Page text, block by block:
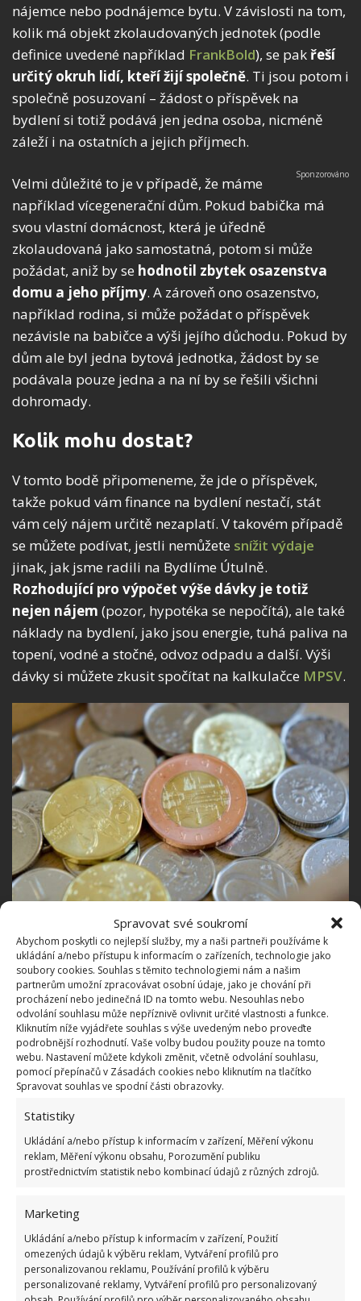
Spravovat své soukromí
Abychom poskytli co nejlepší služby, my a naši partneři používáme k
ukládání a/nebo přístupu k informacím o zařízeních, technologie jako
soubory cookies. Souhlas s těmito technologiemi nám a našim
partnerům umožní zpracovávat osobní údaje, jako je chování při
procházení nebo jedinečná ID na tomto webu. Nesouhlas nebo
odvolání souhlasu může nepříznivě ovlivnit určité vlastnosti a funkce.
Kliknutím níže vyjádřete souhlas s výše uvedeným nebo proveďte
podrobnější rozhodnutí. Vaše volby budou použity pouze na tomto
webu. Nastavení můžete kdykoli změnit, včetně odvolání souhlasu,
pomocí přepínačů v Zásadách cookies nebo kliknutím na tlačítko
Spravovat souhlas ve spodní části obrazovky.
Statistiky
Ukládání a/nebo přístup k informacím v zařízení, Měření výkonu
reklam, Měření výkonu obsahu, Porozumění publiku
prostřednictvím statistik nebo kombinací údajů z různých zdrojů.
Marketing
Ukládání a/nebo přístup k informacím v zařízení, Použití
omezených údajů k výběru reklam, Vytváření profilů pro
personalizovanou reklamu, Používání profilů k výběru
personalizované reklamy, Vytváření profilů pro personalizovaný
nájemce nebo podnájemce bytu. V závislosti na tom,
kolik má objekt zkolaudovaných jednotek (podle
definice uvedené například FrankBold), se pak řeší
určitý okruh lidí, kteří žijí společně. Ti jsou potom i
společně posuzovaní – žádost o příspěvek na
bydlení si totiž podává jen jedna osoba, nicméně
záleží i na ostatních a jejich příjmech.
Velmi důležité to je v případě, že máme
například vícegenerační dům. Pokud babička má
svou vlastní domácnost, která je úředně
zkolaudovaná jako samostatná, potom si může
požádat, aniž by se hodnotil zbytek osazenstva
domu a jeho příjmy. A zároveň ono osazenstvo,
například rodina, si může požádat o příspěvek
nezávisle na babičce a výši jejího důchodu. Pokud by
dům ale byl jedna bytová jednotka, žádost by se
podávala pouze jedna a na ní by se řešili všichni
dohromady.
Kolik mohu dostat?
V tomto bodě připomeneme, že jde o příspěvek,
takže pokud vám finance na bydlení nestačí, stát
vám celý nájem určitě nezaplatí. V takovém případě
se můžete podívat, jestli nemůžete snížit výdaje
jinak, jak jsme radili na Bydlíme Útulně.
Rozhodující pro výpočet výše dávky je totiž
nejen nájem (pozor, hypotéka se nepočítá), ale také
náklady na bydlení, jako jsou energie, tuhá paliva na
topení, vodné a stočné, odvoz odpadu a další. Výši
dávky si můžete zkusit spočítat na kalkulačce MPSV.
Fotografie: Piqsels
Příspěvek na bydlení může
pomoci mnohým lidem. Nárok na
něj ovlivňují příjmy domácnosti
Výdaje by podle zjednodušených informací
poskytovanýchUrademPraceměli být více než 30 %
všech příjmů. A to až do zákonem stanovené výše
nákladů. Velmi důležitou informací rovněž je, že
dávka „příspěvek na bydlení“ je vyplácená
opakovaně. Dokládat podklady, které by mohly
když dojde k nějaké změně. Jinak to postačí jednou
za půl roku.